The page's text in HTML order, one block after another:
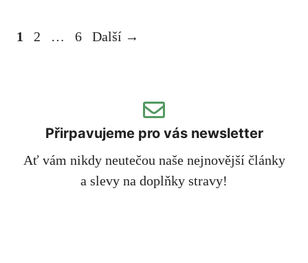
Stránka
1 Stránka
2 … Stránka
6 Další →
Přirpavujeme pro vás newsletter
Ať vám nikdy neutečou naše nejnovější články
a slevy na doplňky stravy!